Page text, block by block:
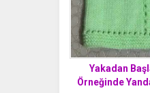
Yakadan
Örneğinde